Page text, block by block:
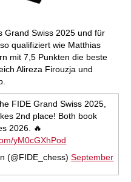
Grand Swiss 2025 und für
qualifiziert wie Matthias
mit 7,5 Punkten die beste
Alireza Firouzja und
FIDE Grand Swiss 2025,
2nd place! Both book
2026. 🔥
yM0cGXhPod
(@FIDE_chess)September